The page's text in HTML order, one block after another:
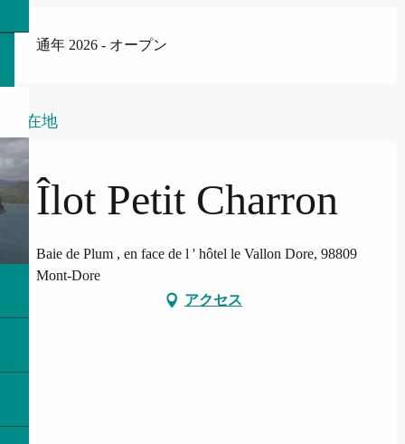
通年 2026 - オープン
所在地
Îlot Petit Charron
Baie de Plum , en face de l ' hôtel le Vallon Dore, 98809
Mont-Dore
アクセス